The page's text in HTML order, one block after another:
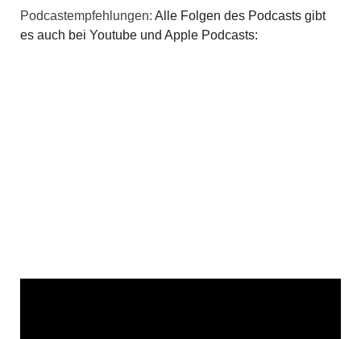
Podcastempfehlungen: Alle Folgen des Podcasts gibt
es auch bei Youtube und Apple Podcasts: